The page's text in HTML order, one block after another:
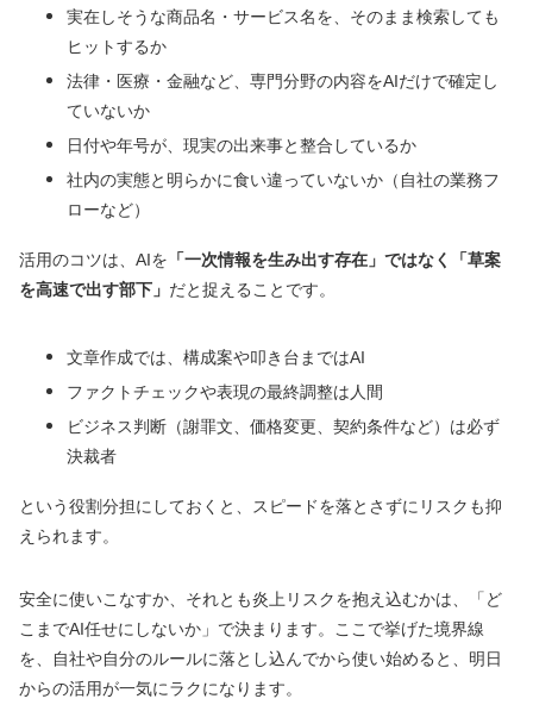
実在しそうな商品名・サービス名を、そのまま検索しても
ヒットするか
法律・医療・金融など、専門分野の内容をAIだけで確定し
ていないか
日付や年号が、現実の出来事と整合しているか
社内の実態と明らかに食い違っていないか（自社の業務フ
ローなど）
活用のコツは、AIを 「一次情報を生み出す存在」ではなく「草案
を高速で出す部下」 だと捉えることです。
文章作成では、構成案や叩き台まではAI
ファクトチェックや表現の最終調整は人間
ビジネス判断（謝罪文、価格変更、契約条件など）は必ず
決裁者
という役割分担にしておくと、スピードを落とさずにリスクも抑
えられます。
安全に使いこなすか、それとも炎上リスクを抱え込むかは、「ど
こまでAI任せにしないか」で決まります。ここで挙げた境界線
を、自社や自分のルールに落とし込んでから使い始めると、明日
からの活用が一気にラクになります。